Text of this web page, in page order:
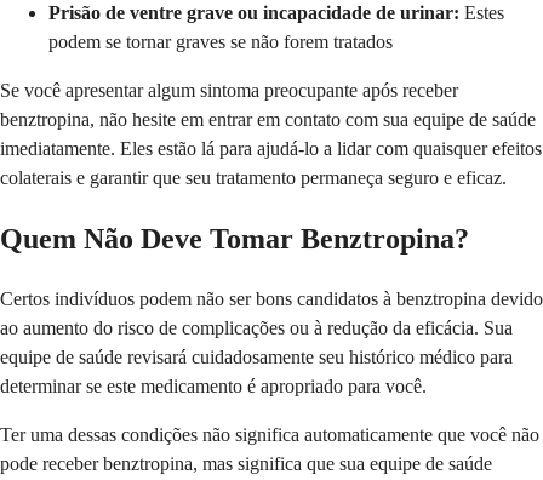
Prisão de ventre grave ou incapacidade de urinar: Estes
podem se tornar graves se não forem tratados
Se você apresentar algum sintoma preocupante após receber
benztropina, não hesite em entrar em contato com sua equipe de saúde
imediatamente. Eles estão lá para ajudá-lo a lidar com quaisquer efeitos
colaterais e garantir que seu tratamento permaneça seguro e eficaz.
Quem Não Deve Tomar Benztropina?
Certos indivíduos podem não ser bons candidatos à benztropina devido
ao aumento do risco de complicações ou à redução da eficácia. Sua
equipe de saúde revisará cuidadosamente seu histórico médico para
determinar se este medicamento é apropriado para você.
Ter uma dessas condições não significa automaticamente que você não
pode receber benztropina, mas significa que sua equipe de saúde